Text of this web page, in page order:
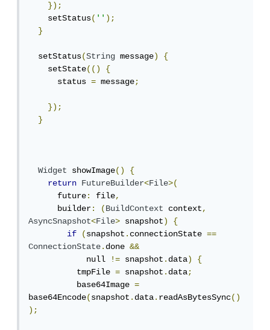
});
    setStatus
('');
}
  setStatus
(String message)
{
    setState
(()
{
      status
= message;
});
}
Widget showImage()
{
return
FutureBuilder<File>(
      future
: file,
      builder
: (BuildContext context,
AsyncSnapshot<File> snapshot)
{
if
(snapshot.connectionState ==
ConnectionState.done &&
            null
!= snapshot.data)
{
          tmpFile
= snapshot.data;
          base64Image
=
base64Encode(snapshot.data.readAsBytesSync()
);